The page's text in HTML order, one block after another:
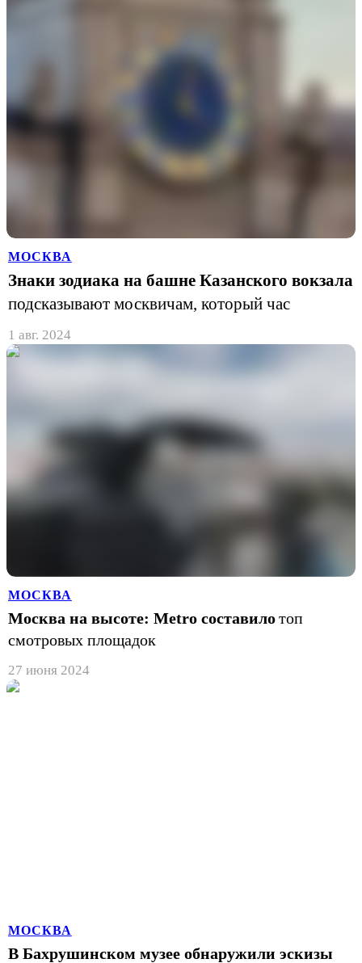
МОСКВА
Знаки зодиака на башне Казанского вокзала
подсказывают москвичам, который час
1 авг. 2024
МОСКВА
Москва на высоте: Metro составилотоп
смотровых площадок
27 июня 2024
МОСКВА
В Бахрушинском музее обнаружили эскизы